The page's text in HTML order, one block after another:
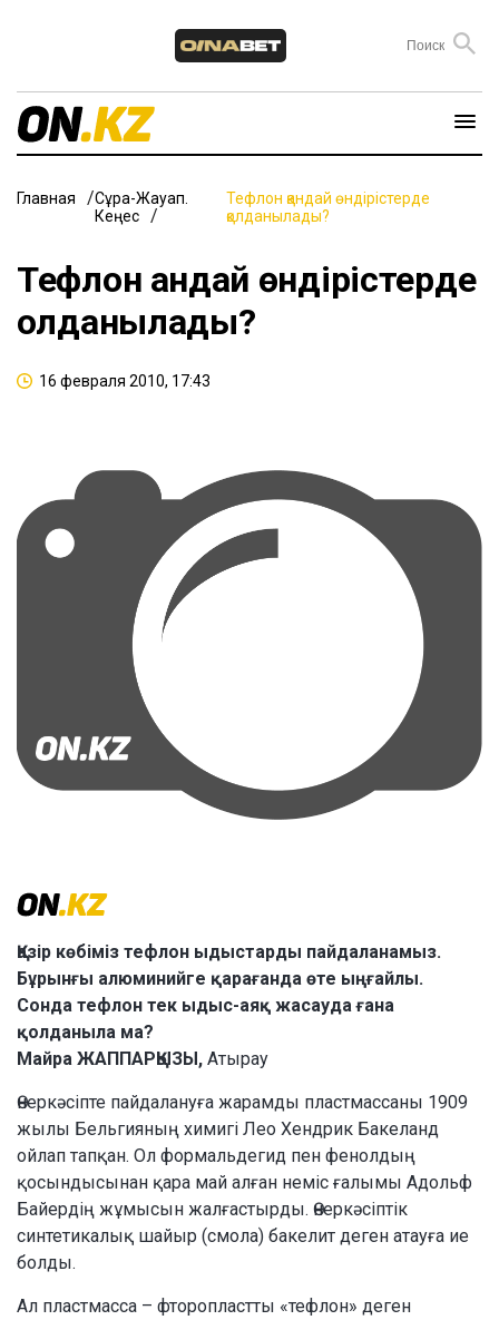
Главная
Сұрақ-Жауап.
Кеңес
Тефлон қандай өндірістерде
қолданылады?
Тефлон қандай өндірістерде
қолданылады?
16 февраля 2010, 17:43
Қазір көбіміз тефлон ыдыстарды пайдаланамыз.
Бұрынғы алюминийге қарағанда өте ыңғайлы.
Сонда тефлон тек ыдыс-аяқ жасауда ғана
қолданыла ма?
Майра ЖАППАРҚЫЗЫ, Атырау
Өнеркәсіпте пайдалануға жарамды пластмассаны 1909
жылы Бельгияның химигі Лео Хендрик Бакеланд
ойлап тапқан. Ол формальдегид пен фенолдың
қосындысынан қара май алған неміс ғалымы Адольф
Байердің жұмысын жалғастырды. Өнеркәсіптік
синтетикалық шайыр (смола) бакелит деген атауға ие
болды.
Ал пластмасса – фторопластты «тефлон» деген